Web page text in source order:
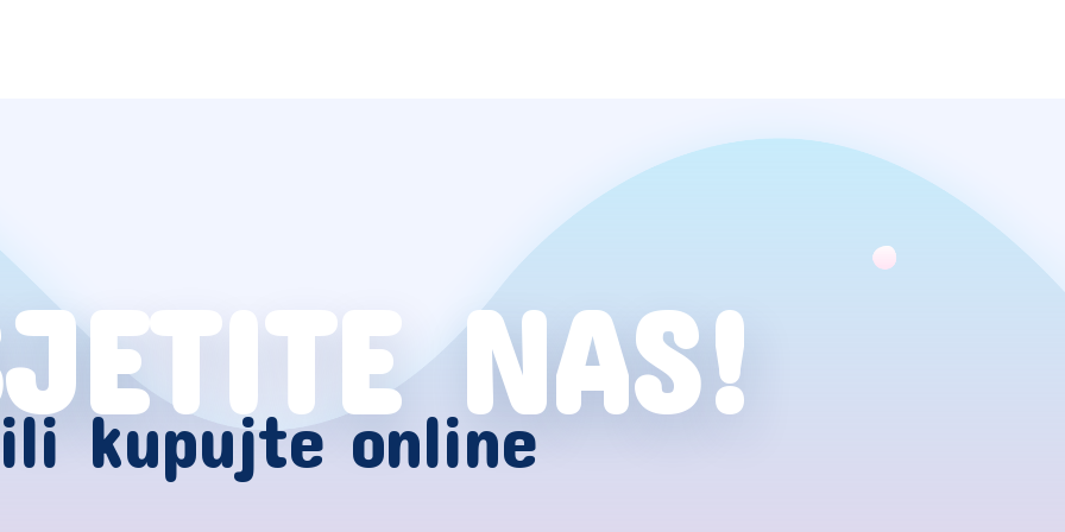
NAS!
kupujte online